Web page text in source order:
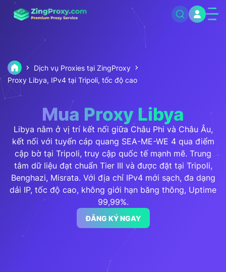
Dịch vụ Proxies tại ZingProxy
Proxy Libya, IPv4 tại Tripoli, tốc độ cao
Mua Proxy Libya
Libya nằm ở vị trí kết nối giữa Châu Phi và Châu Âu,
kết nối với tuyến cáp quang SEA-ME-WE 4 qua điểm
cập bờ tại Tripoli, truy cập quốc tế mạnh mẽ. Trung
tâm dữ liệu đạt chuẩn Tier III và được đặt tại Tripoli,
Benghazi, Misrata. Với địa chỉ IPv4 mới sạch, đa dạng
dải IP, tốc độ cao, không giới hạn băng thông, Uptime
99,99%.
ĐĂNG KÝ NGAY